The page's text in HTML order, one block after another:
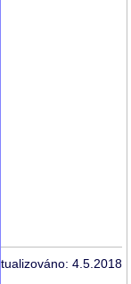
4.5.2018